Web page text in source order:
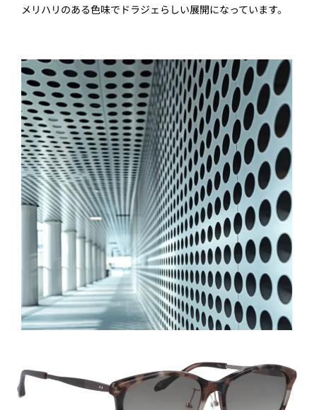
メリハリのある色味でドラジェらしい展開になっています。